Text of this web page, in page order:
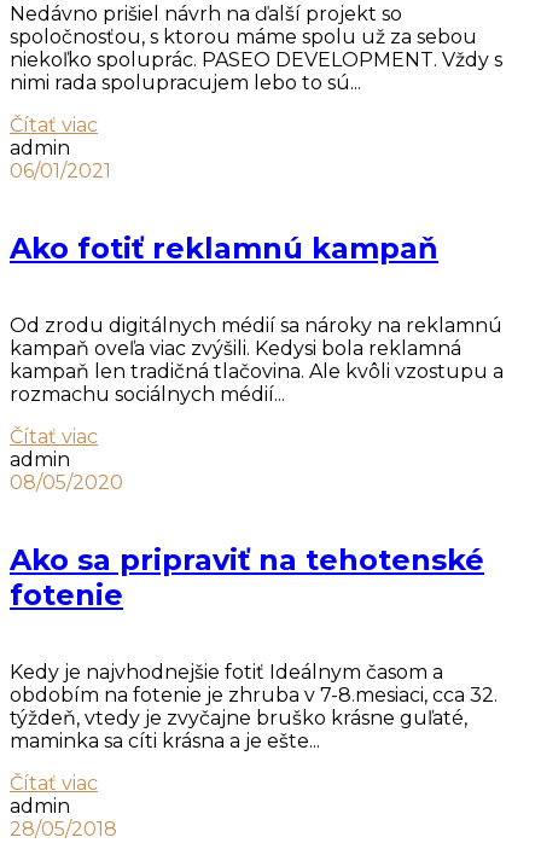
Nedávno prišiel návrh na ďalší projekt so
spoločnosťou, s ktorou máme spolu už za sebou
niekoľko spoluprác. PASEO DEVELOPMENT. Vždy s
nimi rada spolupracujem lebo to sú...
Čítať viac
admin
06/01/2021
Ako fotiť reklamnú kampaň
Od zrodu digitálnych médií sa nároky na reklamnú
kampaň oveľa viac zvýšili. Kedysi bola reklamná
kampaň len tradičná tlačovina. Ale kvôli vzostupu a
rozmachu sociálnych médií...
Čítať viac
admin
08/05/2020
Ako sa pripraviť na tehotenské
fotenie
Kedy je najvhodnejšie fotiť Ideálnym časom a
obdobím na fotenie je zhruba v 7-8.mesiaci, cca 32.
týždeň, vtedy je zvyčajne bruško krásne guľaté,
maminka sa cíti krásna a je ešte...
Čítať viac
admin
28/05/2018